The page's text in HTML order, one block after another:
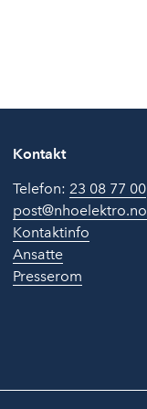
Kontakt
Telefon: 23 08 77 00
post@nhoelektro.no
Kontaktinfo
Ansatte
Presserom